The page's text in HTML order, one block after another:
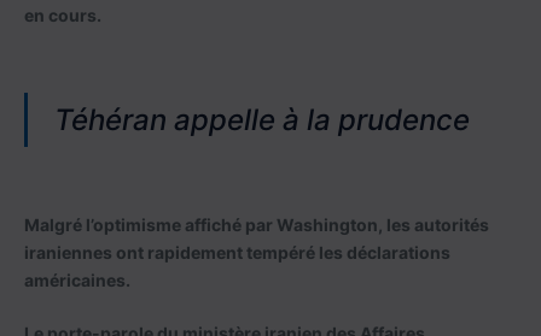
en cours.
Téhéran appelle à la prudence
Malgré l’optimisme affiché par Washington, les autorités
iraniennes ont rapidement tempéré les déclarations
américaines.